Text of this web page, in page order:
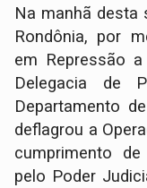
Na manhã desta
Rondônia, por
em Repressão
Delegacia de
Departamento
deflagrou a
cumprimento
pelo Poder